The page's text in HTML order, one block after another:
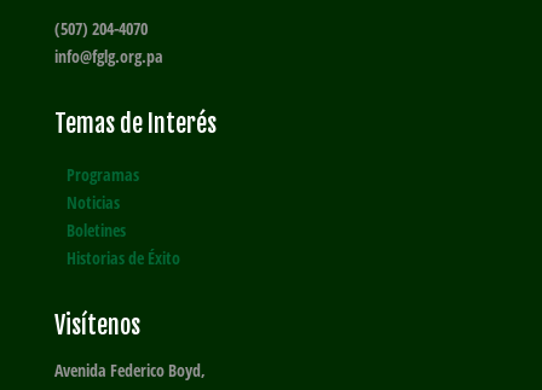
(507) 204-4070
info@fglg.org.pa
Temas de Interés
Programas
Noticias
Boletines
Historias de Éxito
Visítenos
Avenida Federico Boyd,